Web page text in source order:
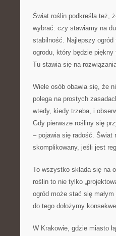
Świat roślin podkreśla też,
wybrać: czy stawiamy na
stabilność. Najlepszy
ogrodu, który będzie
Tu stawia się na
Wiele osób obawia się, że
polega na prostych
wtedy, kiedy trzeba, i
Gdy pierwsze rośliny się
– pojawia się radość. Świat
skomplikowany, jeśli jest
To wszystko składa się na
roślin to nie tylko
ogród może stać się
do tego dołożymy
W Krakowie, gdzie miasto